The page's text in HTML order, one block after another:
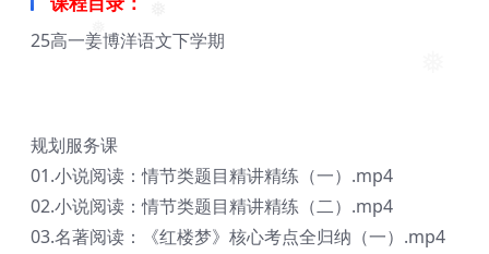
❅
❅
❅
25高一姜博洋语文下学期
规划服务课
01.小说阅读：情节类题目精讲精练（一）.mp4
02.小说阅读：情节类题目精讲精练（二）.mp4
03.名著阅读：《红楼梦》核心考点全归纳（一）.mp4